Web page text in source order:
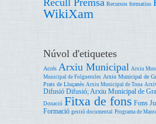
Recull Premsa Recursos formatius
WikiXam
Núvol d'etiquetes
Accés Arxiu Municipal Arxiu
Municipal de Folgueroles Arxiu Municipal de
Prats de Lluçanès Arxiu Municipal de Tona
Difusió Difusió; Arxiu Municipal de
Donació Fitxa de fons Fons
Formació gestió documental Programa de